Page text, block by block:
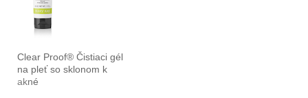
Clear Proof® Čistiaci gél
na pleť so sklonom k
akné